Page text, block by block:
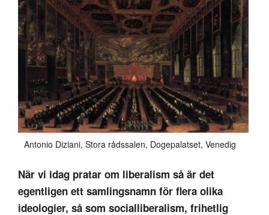
Antonio Diziani, Stora rådssalen, Dogepalatset, Venedig
När vi idag pratar om liberalism så är det
egentligen ett samlingsnamn för flera olika
ideologier, så som socialliberalism, frihetlig